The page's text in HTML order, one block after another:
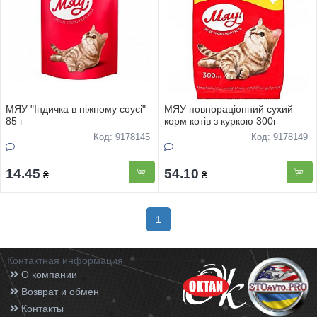
МЯУ "Індичка в ніжному соусі"
85 г
Код: 9178145
14.45 ₴
МЯУ повнораціонний сухий
корм котів з куркою 300г
Код: 9178149
54.10 ₴
1
Контактная информация
О компании
Возврат и обмен
Контакты